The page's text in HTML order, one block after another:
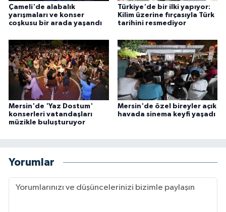
Çameli'de alabalık
yarışmaları ve konser
coşkusu bir arada yaşandı
Türkiye'de bir ilki yapıyor:
Kilim üzerine fırçasıyla Türk
tarihini resmediyor
Mersin'de 'Yaz Dostum'
konserleri vatandaşları
müzikle buluşturuyor
Mersin'de özel bireyler açık
havada sinema keyfi yaşadı
Yorumlar